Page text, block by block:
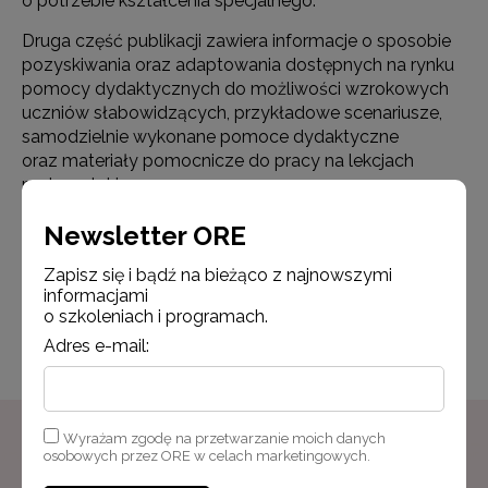
Druga część publikacji zawiera informacje o sposobie
pozyskiwania oraz adaptowania dostępnych na rynku
pomocy dydaktycznych do możliwości wzrokowych
uczniów słabowidzących, przykładowe scenariusze,
samodzielnie wykonane pomoce dydaktyczne
oraz materiały pomocnicze do pracy na lekcjach
matematyki.
Powrót do listy
Newsletter ORE
Newsletter ORE
Zapisz się i bądź na bieżąco z najnowszymi
informacjami
o szkoleniach i programach.
Adres e-mail:
Wyrażam zgodę na przetwarzanie moich danych
osobowych przez ORE w celach marketingowych.